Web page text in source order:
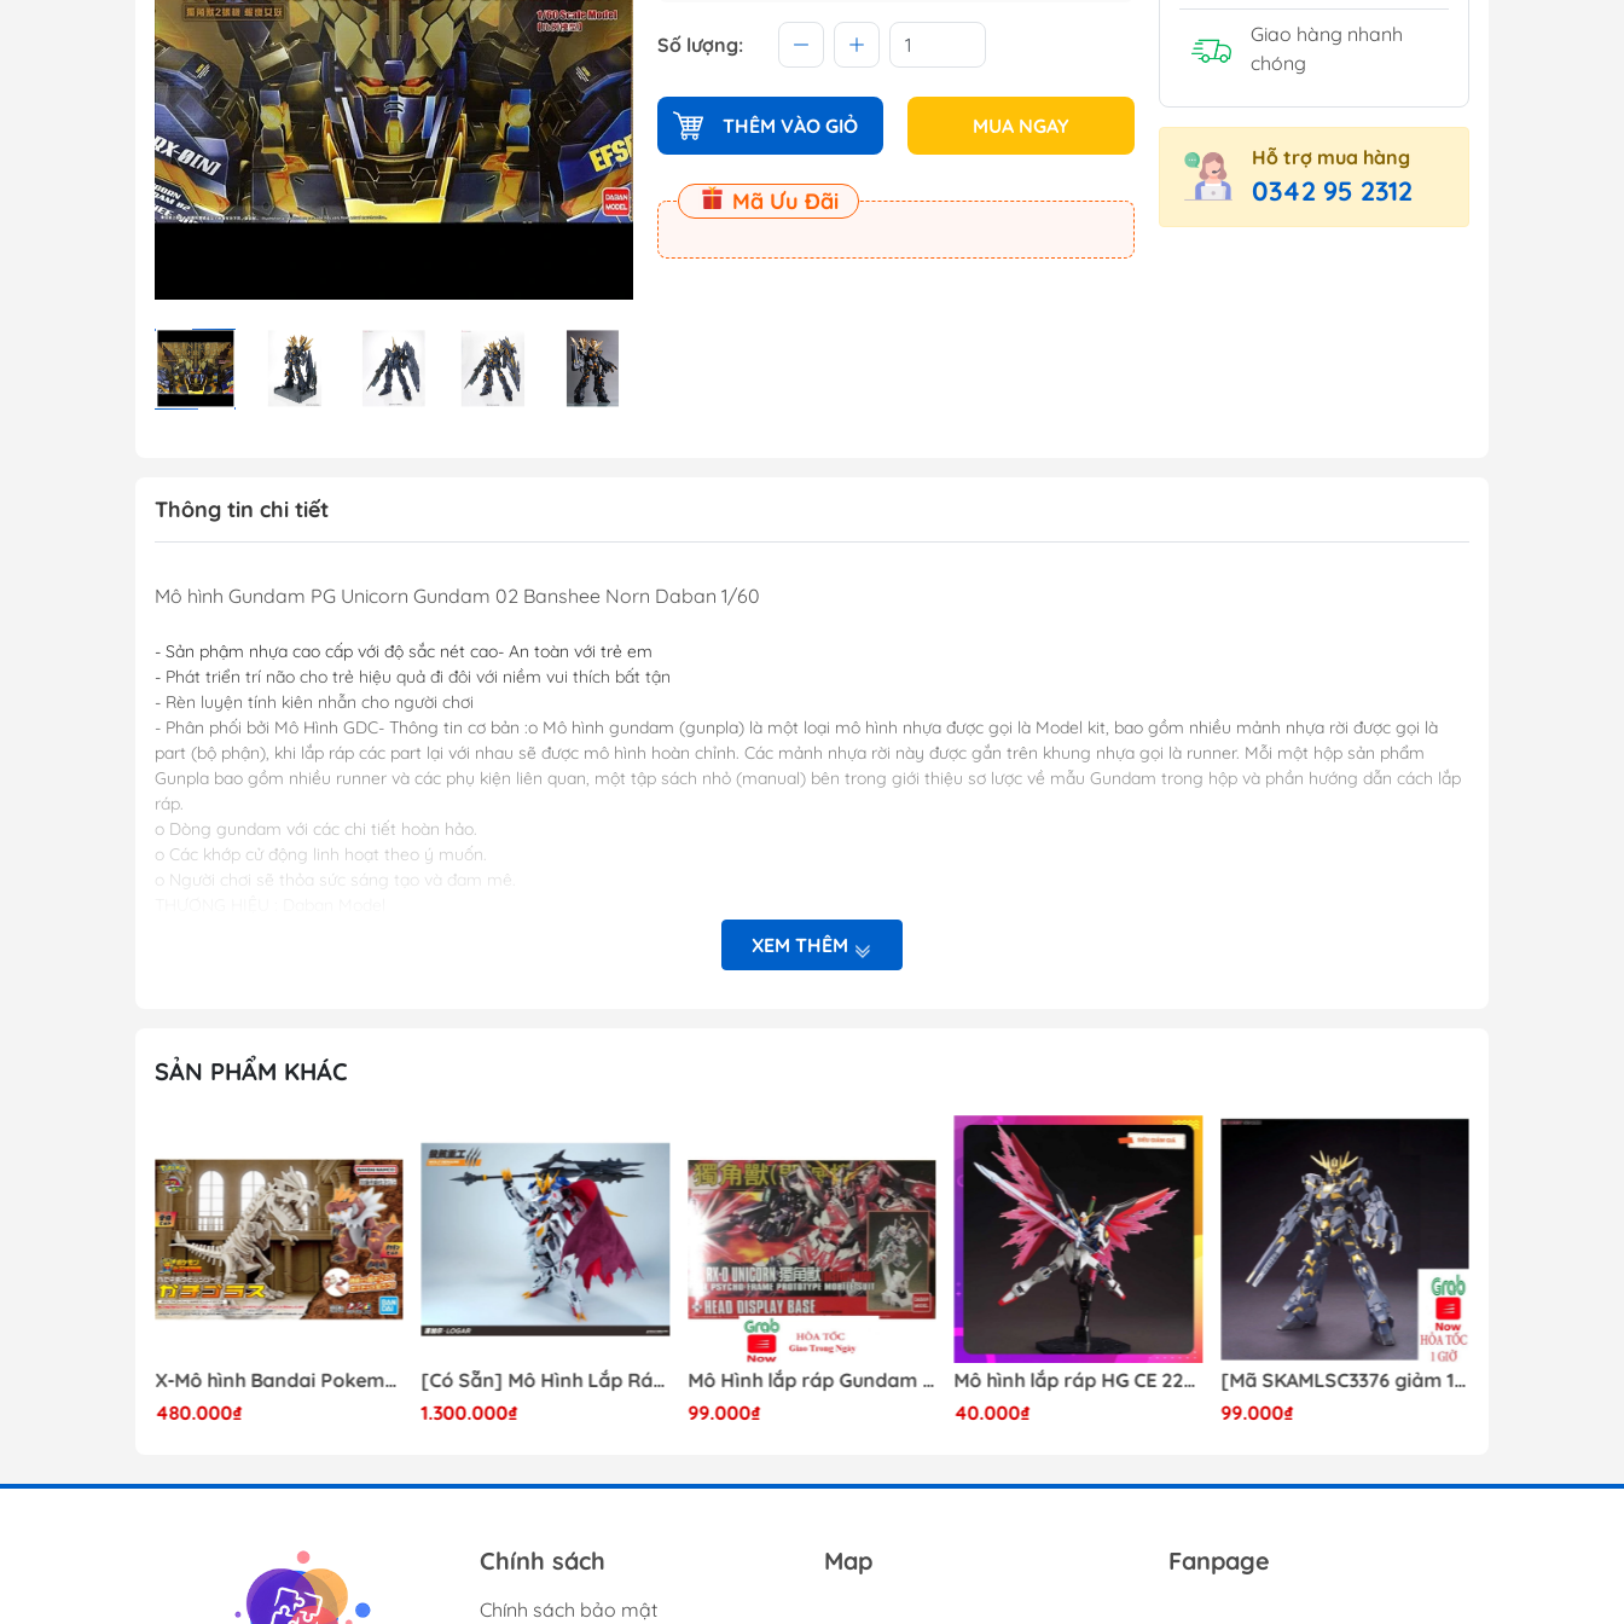
MG 1/100 Gundam (Master
Grade)
MGEX Gundam ( Master
Grade Ver.ka)
PG Gundam (Perfect
Grade)
Mega Size Gundam
Gundam Daban
Gundam Jijia
Phụ kiện Tamiya
Bút kẻ ( tô, bút lông, cọ)
Số lượng:
THÊM VÀO GIỎ MUA NGAY
Mã Ưu Đãi
Giao hàng nhanh
chóng
Hỗ trợ mua hàng
0342 95 2312
Thông tin chi tiết
Mô hình Gundam PG Unicorn Gundam 02 Banshee Norn Daban 1/60
- Sản phậm nhựa cao cấp với độ sắc nét cao- An toàn với trẻ em
- Phát triển trí não cho trẻ hiệu quả đi đôi với niềm vui thích bất tận
- Rèn luyện tính kiên nhẫn cho người chơi
- Phân phối bởi Mô Hình GDC- Thông tin cơ bản :o Mô hình gundam (gunpla) là một loại mô hình nhựa được gọi là Model kit, bao gồm nhiều mảnh nhựa rời được gọi là
part (bộ phận), khi lắp ráp các part lại với nhau sẽ được mô hình hoàn chỉnh. Các mảnh nhựa rời này được gắn trên khung nhựa gọi là runner. Mỗi một hộp sản phẩm
Gunpla bao gồm nhiều runner và các phụ kiện liên quan, một tập sách nhỏ (manual) bên trong giới thiệu sơ lược về mẫu Gundam trong hộp và phần hướng dẫn cách lắp
ráp.
o Dòng gundam với các chi tiết hoàn hảo.
o Các khớp cử động linh hoạt theo ý muốn.
o Người chơi sẽ thỏa sức sáng tạo và đam mê.
Lưu ý:
+ Sản phẩm có những chi tiết nhỏ, quý khách kiểm tra trước khi lắp
---------- =>> NHẬN ORDER TỪ 7-14 NGÀY ĐỐI VỚI NHỮNG MẶT HÀNG KHÔNG CÓ SẴN
XEM THÊM
SẢN PHẨM KHÁC
X-Mô hình Bandai Pokemon PLAMO COLLECTION Fossil Pokemon Series Tyrantrum
480.000₫
[Có Sẵn] Mô Hình Lắp Ráp 1/60 Barbatos Logar Wolf Remains Meavy Industries
1.300.000₫
Mô Hình lắp ráp Gundam HG RX-0 Unicorn Gundam Destroy Mode 100 Daban
99.000₫
Mô hình lắp ráp HG CE 224 Destiny Revive Daban [TẶNG WING EFFECT]
40.000₫
[Mã SKAMLSC3376 giảm 10% đơn 100K] Mô Hình lắp ráp Gundam HG Unicorn Gundam 02 Banshee (Destroy Mode) 134 Daban
99.000₫
Chính sách
Chính sách bảo mật
Map Fanpage